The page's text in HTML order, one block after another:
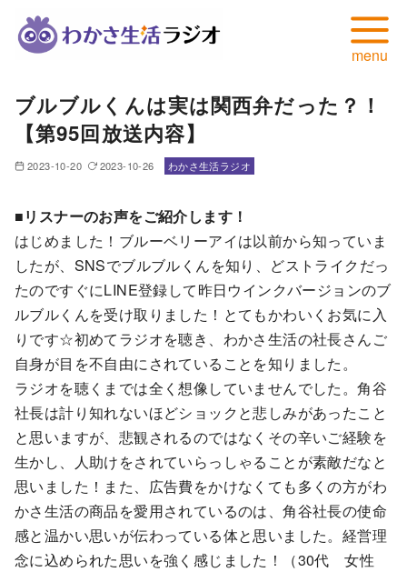
ブルブルくんは実は関西弁だった？！
【第95回放送内容】
2023-10-20 2023-10-26 わかさ生活ラジオ
■リスナーのお声をご紹介します！
はじめました！ブルーベリーアイは以前から知っていま
したが、SNSでブルブルくんを知り、どストライクだっ
たのですぐにLINE登録して昨日ウインクバージョンのブ
ルブルくんを受け取りました！とてもかわいくお気に入
りです☆初めてラジオを聴き、わかさ生活の社長さんご
自身が目を不自由にされていることを知りました。
ラジオを聴くまでは全く想像していませんでした。角谷
社長は計り知れないほどショックと悲しみがあったこと
と思いますが、悲観されるのではなくその辛いご経験を
生かし、人助けをされていらっしゃることが素敵だなと
思いました！また、広告費をかけなくても多くの方がわ
かさ生活の商品を愛用されているのは、角谷社長の使命
感と温かい思いが伝わっている体と思いました。経営理
念に込められた思いを強く感じました！（30代 女性